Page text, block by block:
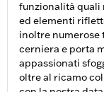
funzionalità quali
ed elementi
inoltre numerose
cerniera e porta
appassionati
oltre al ricamo